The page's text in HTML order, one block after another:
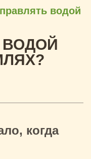
водой
ВОДОЙ
когда